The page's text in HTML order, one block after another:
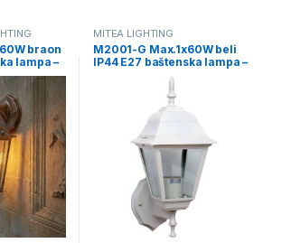
braon
lampa –
MITEA LIGHTING
M2001-G Max.1x60W beli
IP44 E27 baštenska lampa –
fenjer Mitea Lighting